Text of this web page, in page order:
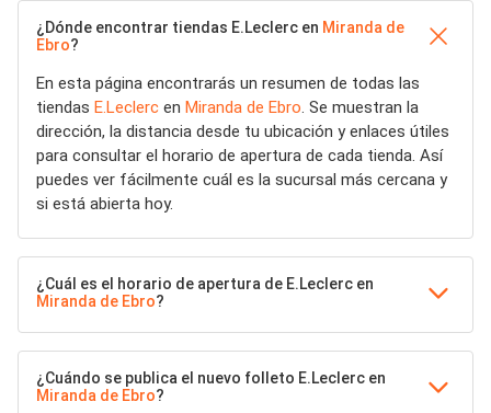
¿Dónde encontrar tiendas E.Leclerc en Miranda de
Ebro?
En esta página encontrarás un resumen de todas las
tiendas E.Leclerc en Miranda de Ebro . Se muestran la
dirección, la distancia desde tu ubicación y enlaces útiles
para consultar el horario de apertura de cada tienda. Así
puedes ver fácilmente cuál es la sucursal más cercana y
si está abierta hoy.
¿Cuál es el horario de apertura de E.Leclerc en
Miranda de Ebro?
¿Cuándo se publica el nuevo folleto E.Leclerc en
Miranda de Ebro?